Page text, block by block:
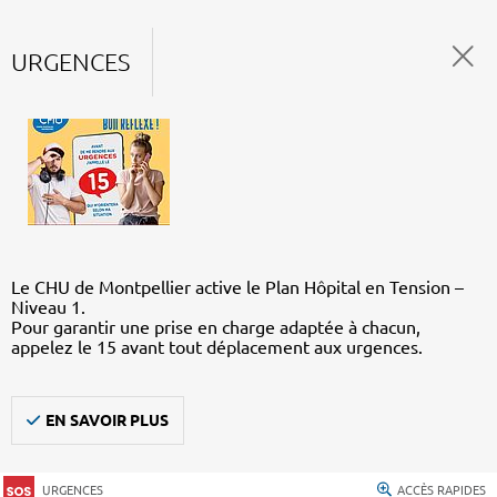
URGENCES
Le CHU de Montpellier active le Plan Hôpital en Tension –
Niveau 1.
Pour garantir une prise en charge adaptée à chacun,
appelez le 15 avant tout déplacement aux urgences.
EN SAVOIR PLUS
URGENCES ACCÈS RAPIDES